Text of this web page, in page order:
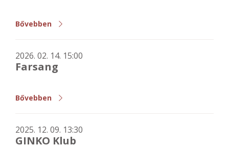
Bővebben
2026. 02. 14. 15:00
Farsang
Bővebben
2025. 12. 09. 13:30
GINKO Klub